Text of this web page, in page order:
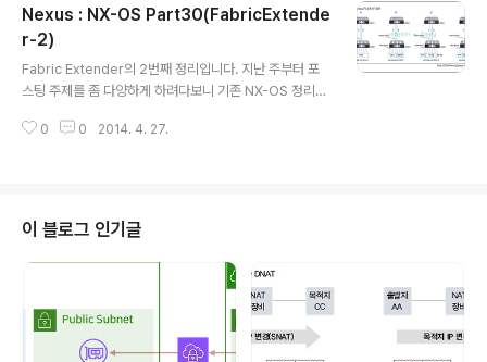
•chassis ID 101 ~ 199까지 설정 가능하다. •chassic ID는 Fabric Exten
der의 host interface로 접근할 때만 ..
Nexus : NX-OS Part30(FabricExtende
r-2)
Fabric Extender의 2번째 정리입니다. 지난 주부터 포
스팅 주제를 좀 다양하게 하려다보니 기존 NX-OS 정리도
바닥(?)이 나는 것이기 때문이겠지만요. ^^;) 다음 NX-OS
에 Pinning을 하는 방법과 Port-Channel을 사용하는 2
가지 Load-Balancing 방법이 있다 • Static Pinning -
Front-panel Port와 Uplink를 직접 구성하는 방법 - U
0 0 2014. 4. 27.
이 블로그 인기글